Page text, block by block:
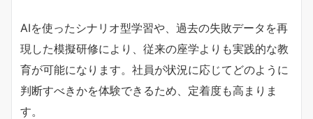
AIを使ったシナリオ型学習や、過去の失敗データを再
現した模擬研修により、従来の座学よりも実践的な教
育が可能になります。社員が状況に応じてどのように
判断すべきかを体験できるため、定着度も高まりま
す。